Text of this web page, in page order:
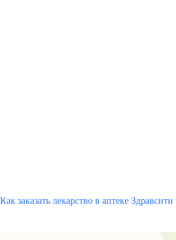
Как заказать лекарство в аптеке Здравсити